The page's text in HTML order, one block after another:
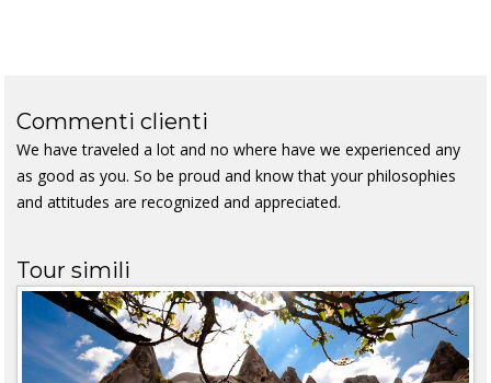
Commenti clienti
We have traveled a lot and no where have we experienced any
as good as you. So be proud and know that your philosophies
and attitudes are recognized and appreciated.
Tour simili